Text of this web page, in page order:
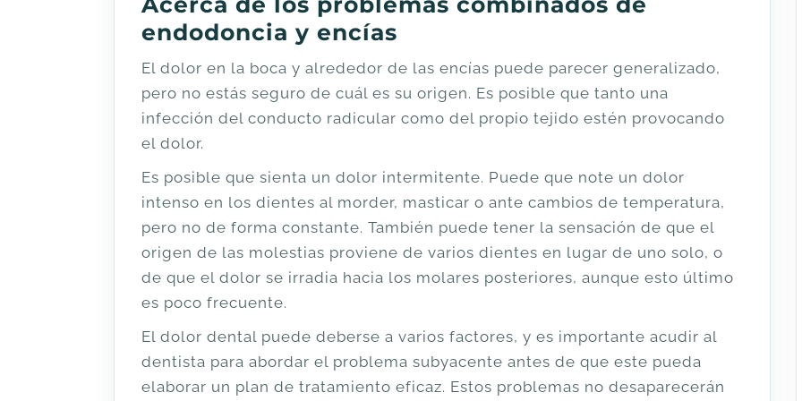
endodoncia y encías
El dolor en la boca y alrededor de las encías puede parecer generalizado,
pero no estás seguro de cuál es su origen. Es posible que tanto una
infección del conducto radicular como del propio tejido estén provocando
el dolor.
Es posible que sienta un dolor intermitente. Puede que note un dolor
intenso en los dientes al morder, masticar o ante cambios de temperatura,
pero no de forma constante. También puede tener la sensación de que el
origen de las molestias proviene de varios dientes en lugar de uno solo, o
de que el dolor se irradia hacia los molares posteriores, aunque esto último
es poco frecuente.
El dolor dental puede deberse a varios factores, y es importante acudir al
dentista para abordar el problema subyacente antes de que este pueda
elaborar un plan de tratamiento eficaz. Estos problemas no desaparecerán